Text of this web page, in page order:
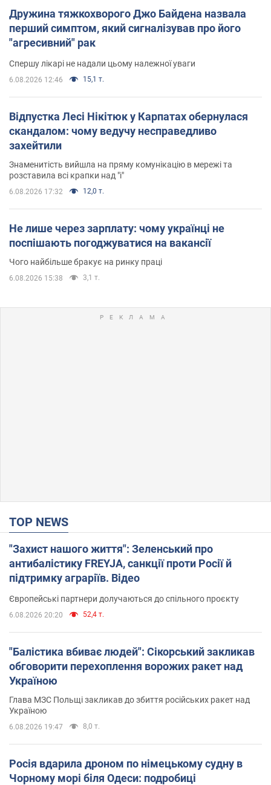
Дружина тяжкохворого Джо Байдена назвала
перший симптом, який сигналізував про його
"агресивний" рак
Спершу лікарі не надали цьому належної уваги
6.08.2026 12:46 15,1 т.
Відпустка Лесі Нікітюк у Карпатах обернулася
скандалом: чому ведучу несправедливо
захейтили
Знаменитість вийшла на пряму комунікацію в мережі та
розставила всі крапки над "і"
6.08.2026 17:32 12,0 т.
Не лише через зарплату: чому українці не
поспішають погоджуватися на вакансії
Чого найбільше бракує на ринку праці
6.08.2026 15:38 3,1 т.
TOP NEWS
"Захист нашого життя": Зеленський про
антибалістику FREYJA, санкції проти Росії й
підтримку аграріїв. Відео
Європейські партнери долучаються до спільного проєкту
6.08.2026 20:20 52,4 т.
"Балістика вбиває людей": Сікорський закликав
обговорити перехоплення ворожих ракет над
Україною
Глава МЗС Польщі закликав до збиття російських ракет над
Україною
6.08.2026 19:47 8,0 т.
Росія вдарила дроном по німецькому судну в
Чорному морі біля Одеси: подробиці